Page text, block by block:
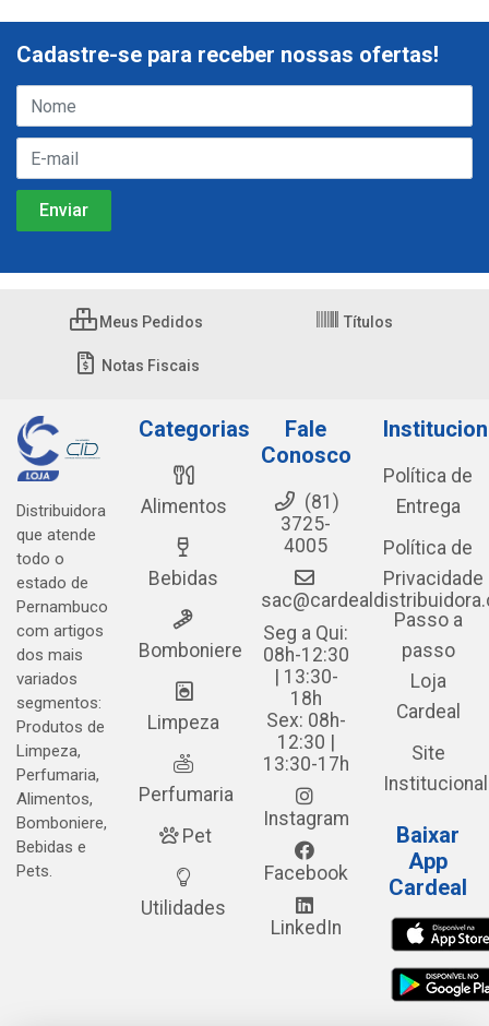
Cadastre-se para receber nossas ofertas!
Meus Pedidos Títulos
Notas Fiscais
Distribuidora
que atende
todo o
estado de
Pernambuco
com artigos
dos mais
variados
segmentos:
Produtos de
Limpeza,
Perfumaria,
Alimentos,
Bomboniere,
Bebidas e
Pets.
Categorias
Alimentos
Bebidas
Bomboniere
Limpeza
Perfumaria
Pet
Utilidades
Fale
Conosco
(81)
3725-
4005
Seg a Qui:
08h-12:30
| 13:30-
18h
Sex: 08h-
12:30 |
13:30-17h
Instagram
Facebook
LinkedIn
Política de
Entrega
Política de
Privacidade
Passo a
passo
Loja
Cardeal
Site
Institucional
Baixar
App
Cardeal